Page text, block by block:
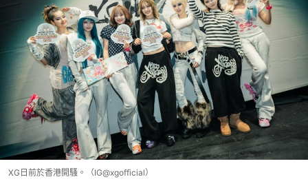
XG日前於香港開騷。（IG@xgofficial）